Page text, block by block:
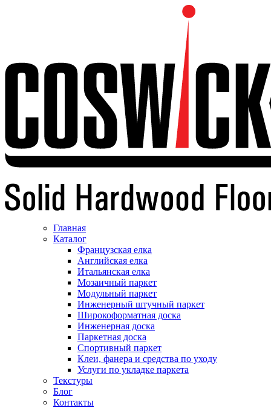
Главная
Каталог
Французская елка
Английская елка
Итальянская елка
Мозаичный паркет
Модульный паркет
Инженерный штучный паркет
Широкоформатная доска
Инженерная доска
Паркетная доска
Спортивный паркет
Клеи, фанера и средства по уходу
Услуги по укладке паркета
Текстуры
Блог
Контакты